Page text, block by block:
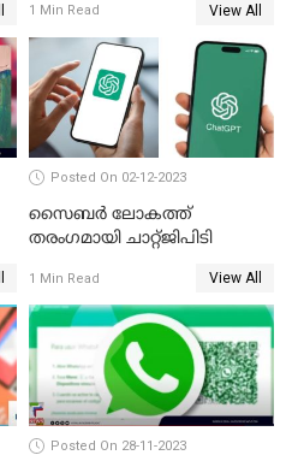
ടാന്‍ കമ്പനി
വിടാനൊരുങ്ങുന്നു
1 Min Read View All
Posted On 02-12-2023
സൈബര്‍ ലോകത്ത്
തരംഗമായി ചാറ്റ്ജിപിടി
1 Min Read View All
Posted On 28-11-2023